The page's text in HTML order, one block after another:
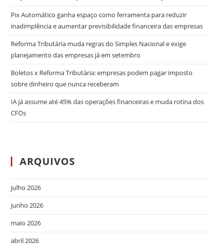
Pix Automático ganha espaço como ferramenta para reduzir
inadimplência e aumentar previsibilidade financeira das empresas
Reforma Tributária muda regras do Simples Nacional e exige
planejamento das empresas já em setembro
Boletos x Reforma Tributária: empresas podem pagar imposto
sobre dinheiro que nunca receberam
IA já assume até 45% das operações financeiras e muda rotina dos
CFOs
ARQUIVOS
julho 2026
junho 2026
maio 2026
abril 2026